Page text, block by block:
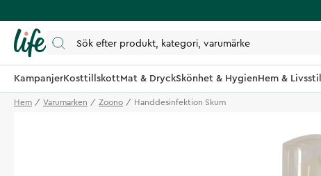
KampanjerKosttillskottMat & DryckSkönhet & HygienHem & Livsstil
Hem Varumarken Zoono Handdesinfektion Skum